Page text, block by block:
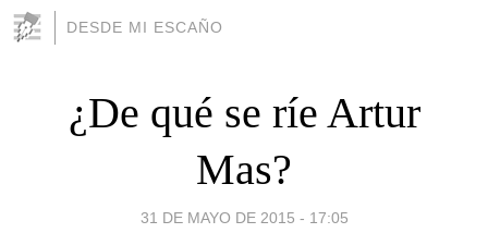
DESDE MI ESCAÑO
¿De qué se ríe Artur
Mas?
31 DE MAYO DE 2015 - 17:05